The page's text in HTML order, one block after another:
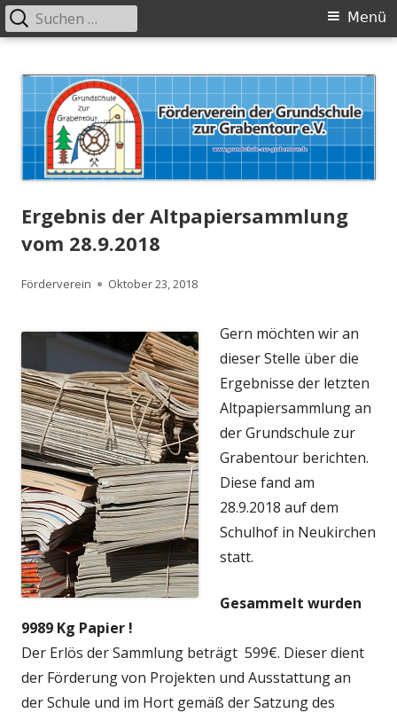
zum
Primäres
Menü
Suchen
nach:
Ergebnis der Altpapiersammlung
vom 28.9.2018
Autor
Förderverein
Veröffentlicht
Oktober 23, 2018
Gern möchten wir an
dieser Stelle über die
Ergebnisse der letzten
Altpapiersammlung an
der Grundschule zur
Grabentour berichten.
Diese fand am
28.9.2018 auf dem
Schulhof in Neukirchen
statt.
Gesammelt wurden
9989 Kg Papier !
Der Erlös der Sammlung beträgt 599€. Dieser dient
der Förderung von Projekten und Ausstattung an
der Schule und im Hort gemäß der Satzung des